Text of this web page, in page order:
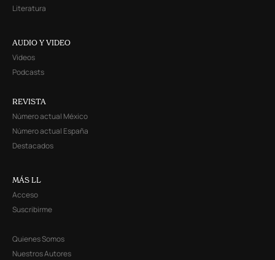
Literatura
AUDIO Y VIDEO
Videos
Podcasts
REVISTA
Número actual México
Número actual España
Destacados
MÁS LL
Acceso
Suscribirme
Quienes Somos
Nuestros Autores